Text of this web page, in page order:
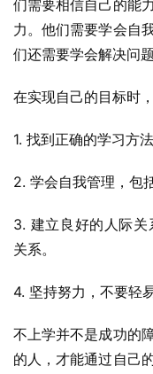
们需要相信自己的能
力。他们需要学会自
们还需要学会解决问
在实现自己的目标时
1. 找到正确的学习方
2. 学会自我管理，包
3. 建立良好的人际
关系。
4. 坚持努力，不要轻
不上学并不是成功的
的人，才能通过自己